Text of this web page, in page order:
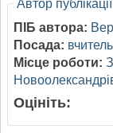
Автор публікації
ПІБ автора:
Посада:
Місце роботи:
Оцініть: